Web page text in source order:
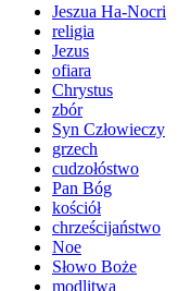
Jeszua Ha-Nocri
religia
Jezus
ofiara
Chrystus
zbór
Syn Człowieczy
grzech
cudzołóstwo
Pan Bóg
kościół
chrześcijaństwo
Noe
Słowo Boże
modlitwa